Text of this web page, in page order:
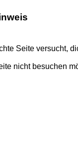
Seite versucht,
nicht besuchen